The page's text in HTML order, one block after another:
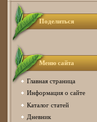
Поделиться
Меню сайта
Главная страница
Информация о сайте
Каталог статей
Дневник